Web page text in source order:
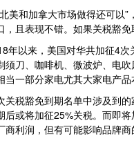
和加拿大市场做得还可以”
，且表现不错。如果关税豁
以来，美国对华共加征4次
须刀、咖啡机、微波炉、电
当一部分家电尤其大家电产品
税豁免到期名单中涉及到的
后或将加征25%关税。而即
商利润，但有可能影响品牌商